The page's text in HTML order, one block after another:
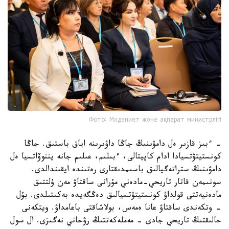
- ءبىز قازىر ەل دامۋىنىڭ جاڭا داۋىرىنە اياق باستىق. جاڭا
كونستيتۋتسيادا ادام كاپيتالى، ءبىلىم، عىلىم جانە يننوۆاتسيا ەل
دامۋىنىڭ ستراتەگيالىق باسىمدىقتارى رەتىندە ايقىندالدى.
سونىمەن قاتار تاريحي-مادەني مۇرانى ساقتاۋ مەن ۇلتتىق
مادەنيەتتى قولداۋ كونستيتۋتسيالىق دەڭگەيدە بەكىتىلدى. بۇل
- وتكەندى ساقتاۋ عانا ەمەس، بولاشاقتى باعامداۋ. ويتكەنى